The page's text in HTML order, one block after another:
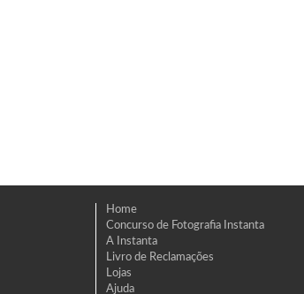
Home
Concurso de Fotografia Instanta
A Instanta
Livro de Reclamações
Lojas
Ajuda